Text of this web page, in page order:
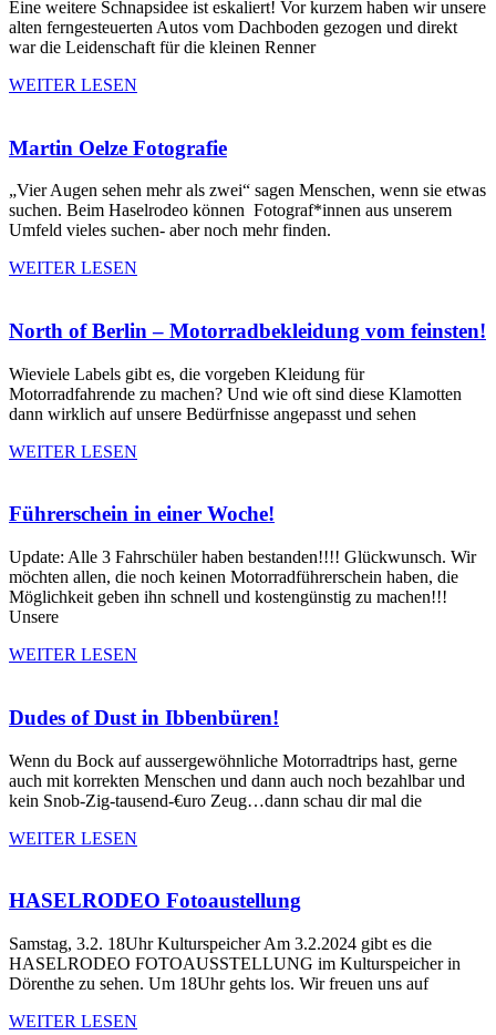
Eine weitere Schnapsidee ist eskaliert! Vor kurzem haben wir unsere
alten ferngesteuerten Autos vom Dachboden gezogen und direkt
war die Leidenschaft für die kleinen Renner
WEITER LESEN
Martin Oelze Fotografie
„Vier Augen sehen mehr als zwei“ sagen Menschen, wenn sie etwas
suchen. Beim Haselrodeo können Fotograf*innen aus unserem
Umfeld vieles suchen- aber noch mehr finden.
WEITER LESEN
North of Berlin – Motorradbekleidung vom feinsten!
Wieviele Labels gibt es, die vorgeben Kleidung für
Motorradfahrende zu machen? Und wie oft sind diese Klamotten
dann wirklich auf unsere Bedürfnisse angepasst und sehen
WEITER LESEN
Führerschein in einer Woche!
Update: Alle 3 Fahrschüler haben bestanden!!!! Glückwunsch. Wir
möchten allen, die noch keinen Motorradführerschein haben, die
Möglichkeit geben ihn schnell und kostengünstig zu machen!!!
Unsere
WEITER LESEN
Dudes of Dust in Ibbenbüren!
Wenn du Bock auf aussergewöhnliche Motorradtrips hast, gerne
auch mit korrekten Menschen und dann auch noch bezahlbar und
kein Snob-Zig-tausend-€uro Zeug…dann schau dir mal die
WEITER LESEN
HASELRODEO Fotoaustellung
Samstag, 3.2. 18Uhr Kulturspeicher Am 3.2.2024 gibt es die
HASELRODEO FOTOAUSSTELLUNG im Kulturspeicher in
Dörenthe zu sehen. Um 18Uhr gehts los. Wir freuen uns auf
WEITER LESEN